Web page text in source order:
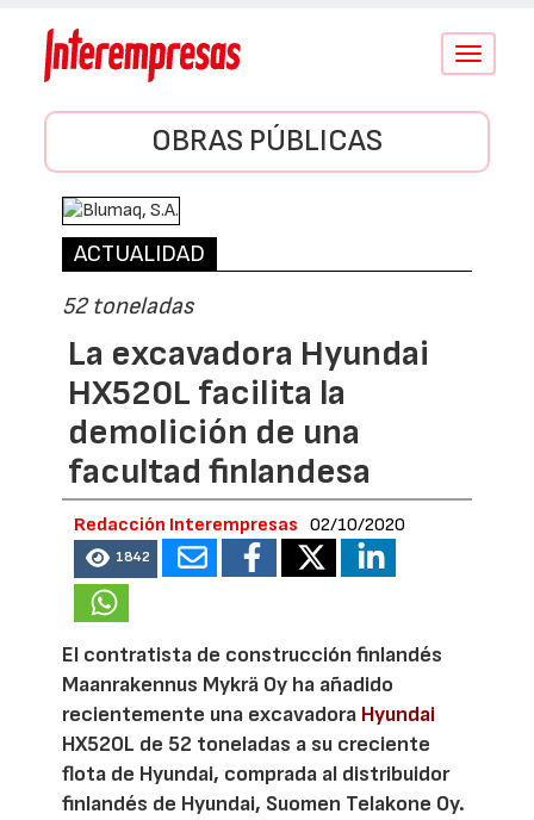
Conmutar
OBRAS PÚBLICAS
ACTUALIDAD
52 toneladas
La excavadora Hyundai
HX520L facilita la
demolición de una
facultad finlandesa
Redacción Interempresas 02/10/2020
1842
El contratista de construcción finlandés
Maanrakennus Mykrä Oy ha añadido
recientemente una excavadora Hyundai
HX520L de 52 toneladas a su creciente
flota de Hyundai, comprada al distribuidor
finlandés de Hyundai, Suomen Telakone Oy.